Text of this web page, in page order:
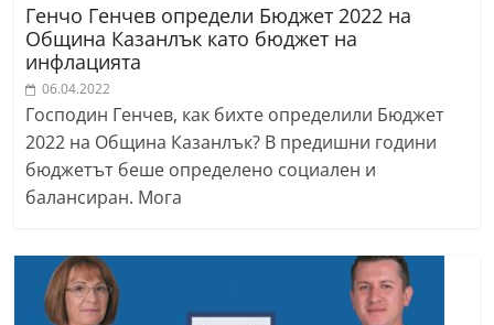
Генчо Генчев определи Бюджет 2022 на
Община Казанлък като бюджет на
инфлацията
06.04.2022
Господин Генчев, как бихте определили Бюджет
2022 на Община Казанлък? В предишни години
бюджетът беше определено социален и
балансиран. Мога